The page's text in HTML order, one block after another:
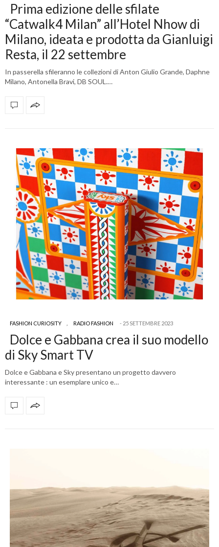
Prima edizione delle sfilate
“Catwalk4 Milan” all’Hotel Nhow di
Milano, ideata e prodotta da Gianluigi
Resta, il 22 settembre
In passerella sfileranno le collezioni di Anton Giulio Grande, Daphne
Milano, Antonella Bravi, DB SOUL.…
FASHION CURIOSITY , RADIO FASHION 25 SETTEMBRE 2023
Dolce e Gabbana crea il suo modello
di Sky Smart TV
Dolce e Gabbana e Sky presentano un progetto davvero
interessante : un esemplare unico e…